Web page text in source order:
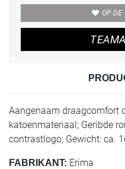
OP DE
Aangenaam draagcomfort
katoenmateriaal; Geribde
contrastlogo; Gewicht: ca.
FABRIKANT: Erima